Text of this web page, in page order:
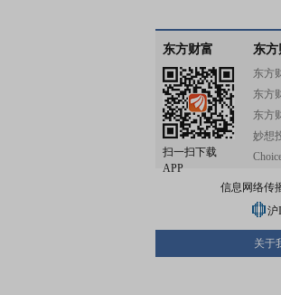
东方财富
扫一扫下载
APP
东方
东方
东方
东方
妙想
信息网络传
沪
关于